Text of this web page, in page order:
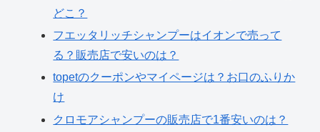
どこ？
フエッタリッチシャンプーはイオンで売って
る？販売店で安いのは？
topetのクーポンやマイページは？お口のふりか
け
クロモアシャンプーの販売店で1番安いのは？